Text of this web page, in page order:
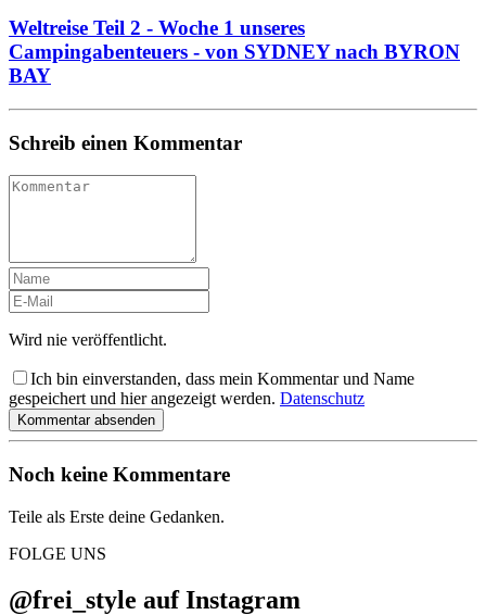
Weltreise Teil 2 - Woche 1 unseres
Campingabenteuers - von SYDNEY nach BYRON
BAY
Schreib einen Kommentar
Wird nie veröffentlicht.
Ich bin einverstanden, dass mein Kommentar und Name
gespeichert und hier angezeigt werden. Datenschutz
Kommentar absenden
Noch keine Kommentare
Teile als Erste deine Gedanken.
FOLGE UNS
@frei_style auf Instagram